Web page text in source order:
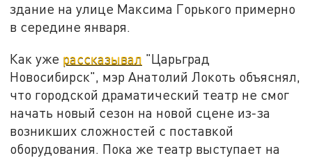
здание на улице Максима Горького примерно
в середине января.
Как уже рассказывал "Царьград
Новосибирск", мэр Анатолий Локоть объяснял,
что городской драматический театр не смог
начать новый сезон на новой сцене из-за
возникших сложностей с поставкой
оборудования. Пока же театр выступает на